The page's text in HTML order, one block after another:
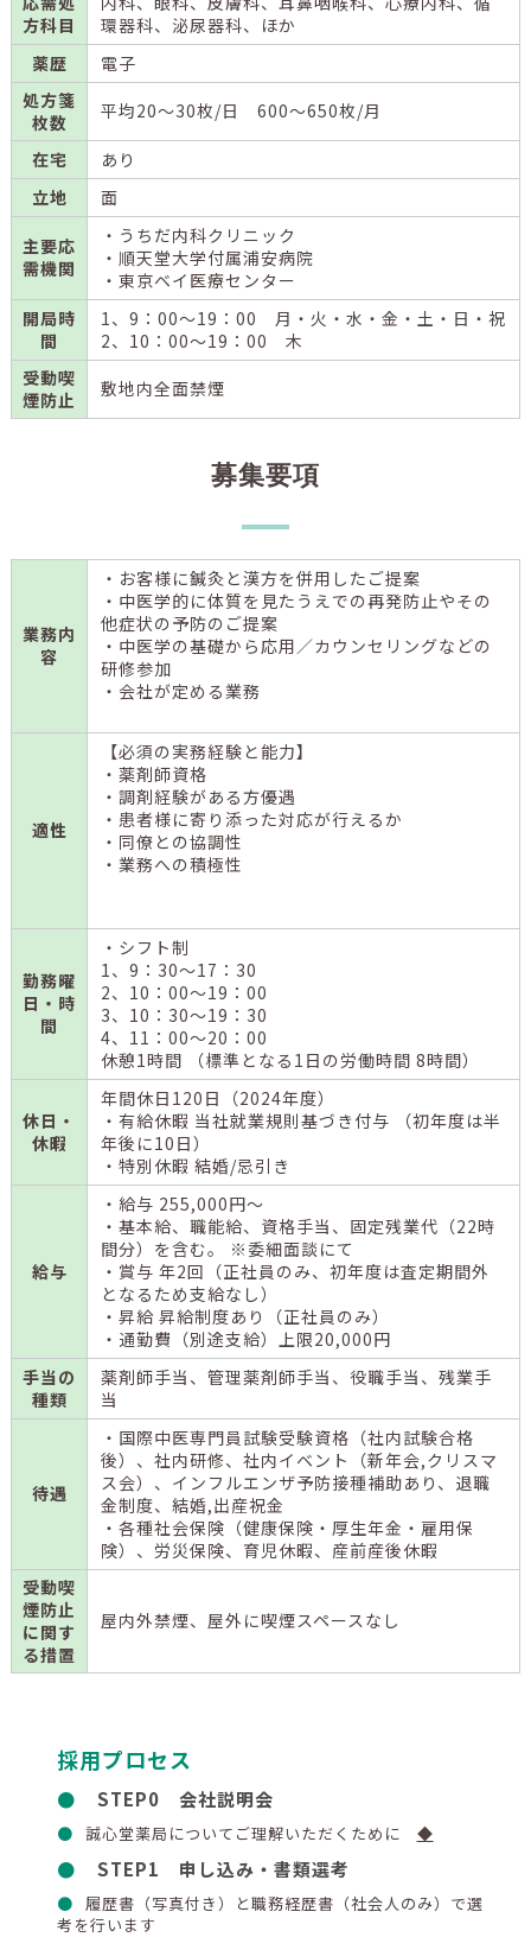
方科目
環器科、泌尿器科、ほか
薬歴
電子
処方箋
枚数
平均20～30枚/日 600～650枚/月
在宅
あり
立地
面
主要応
需機関
・うちだ内科クリニック
・順天堂大学付属浦安病院
・東京ベイ医療センター
開局時
間
1、9：00～19：00 月・火・水・金・土・日・祝
2、10：00～19：00 木
受動喫
煙防止
敷地内全面禁煙
募集要項
業務内
容
・お客様に鍼灸と漢方を併用したご提案
・中医学的に体質を見たうえでの再発防止やその
他症状の予防のご提案
・中医学の基礎から応用／カウンセリングなどの
研修参加
・会社が定める業務
適性
【必須の実務経験と能力】
・薬剤師資格
・調剤経験がある方優遇
・患者様に寄り添った対応が行えるか
・同僚との協調性
・業務への積極性
勤務曜
日・時
間
・シフト制
1、9：30～17：30
2、10：00～19：00
3、10：30～19：30
4、11：00～20：00
休憩1時間 （標準となる1日の労働時間 8時間）
休日・
休暇
年間休日120日（2024年度）
・有給休暇 当社就業規則基づき付与 （初年度は半
年後に10日）
・特別休暇 結婚/忌引き
給与
・給与 255,000円～
・基本給、職能給、資格手当、固定残業代（22時
間分）を含む。 ※委細面談にて
・賞与 年2回（正社員のみ、初年度は査定期間外
となるため支給なし）
・昇給 昇給制度あり（正社員のみ）
・通勤費（別途支給）上限20,000円
手当の
種類
薬剤師手当、管理薬剤師手当、役職手当、残業手
当
待遇
・国際中医専門員試験受験資格（社内試験合格
後）、社内研修、社内イベント（新年会,クリスマ
ス会）、インフルエンザ予防接種補助あり、退職
金制度、結婚,出産祝金
・各種社会保険（健康保険・厚生年金・雇用保
険）、労災保険、育児休暇、産前産後休暇
受動喫
煙防止
に関す
る措置
屋内外禁煙、屋外に喫煙スペースなし
採用プロセス
STEP0 会社説明会
誠心堂薬局についてご理解いただくために ◆
STEP1 申し込み・書類選考
履歴書（写真付き）と職務経歴書（社会人のみ）で選
考を行います